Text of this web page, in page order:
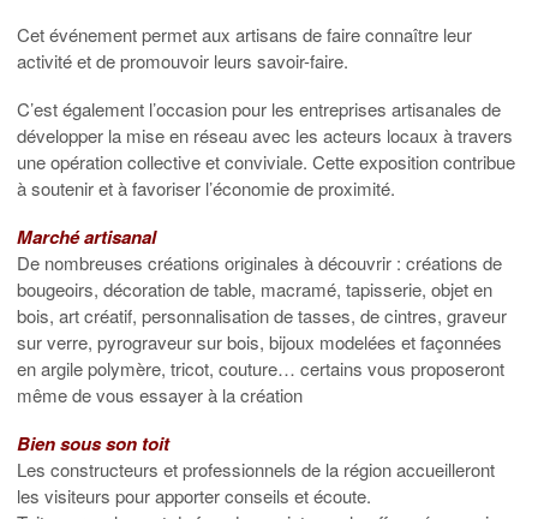
Cet événement permet aux artisans de faire connaître leur
activité et de promouvoir leurs savoir-faire.
C’est également l’occasion pour les entreprises artisanales de
développer la mise en réseau avec les acteurs locaux à travers
une opération collective et conviviale. Cette exposition contribue
à soutenir et à favoriser l’économie de proximité.
Marché artisanal
De nombreuses créations originales à découvrir : créations de
bougeoirs, décoration de table, macramé, tapisserie, objet en
bois, art créatif, personnalisation de tasses, de cintres, graveur
sur verre, pyrograveur sur bois, bijoux modelées et façonnées
en argile polymère, tricot, couture… certains vous proposeront
même de vous essayer à la création
Bien sous son toit
Les constructeurs et professionnels de la région accueilleront
les visiteurs pour apporter conseils et écoute.